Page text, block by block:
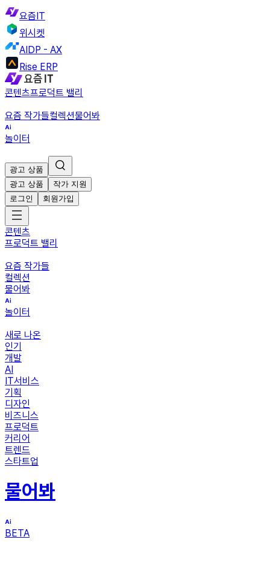
요즘IT
위시켓
AIDP - AX
Rise ERP
콘텐츠프로덕트 밸리
요즘 작가들컬렉션물어봐
놀이터
광고 상품
광고 상품
작가 지원
로그인
회원가입
콘텐츠
프로덕트 밸리
요즘 작가들
컬렉션
물어봐
놀이터
새로 나온
인기
개발
AI
IT서비스
기획
디자인
비즈니스
프로덕트
커리어
트렌드
스타트업
물어봐
BETA